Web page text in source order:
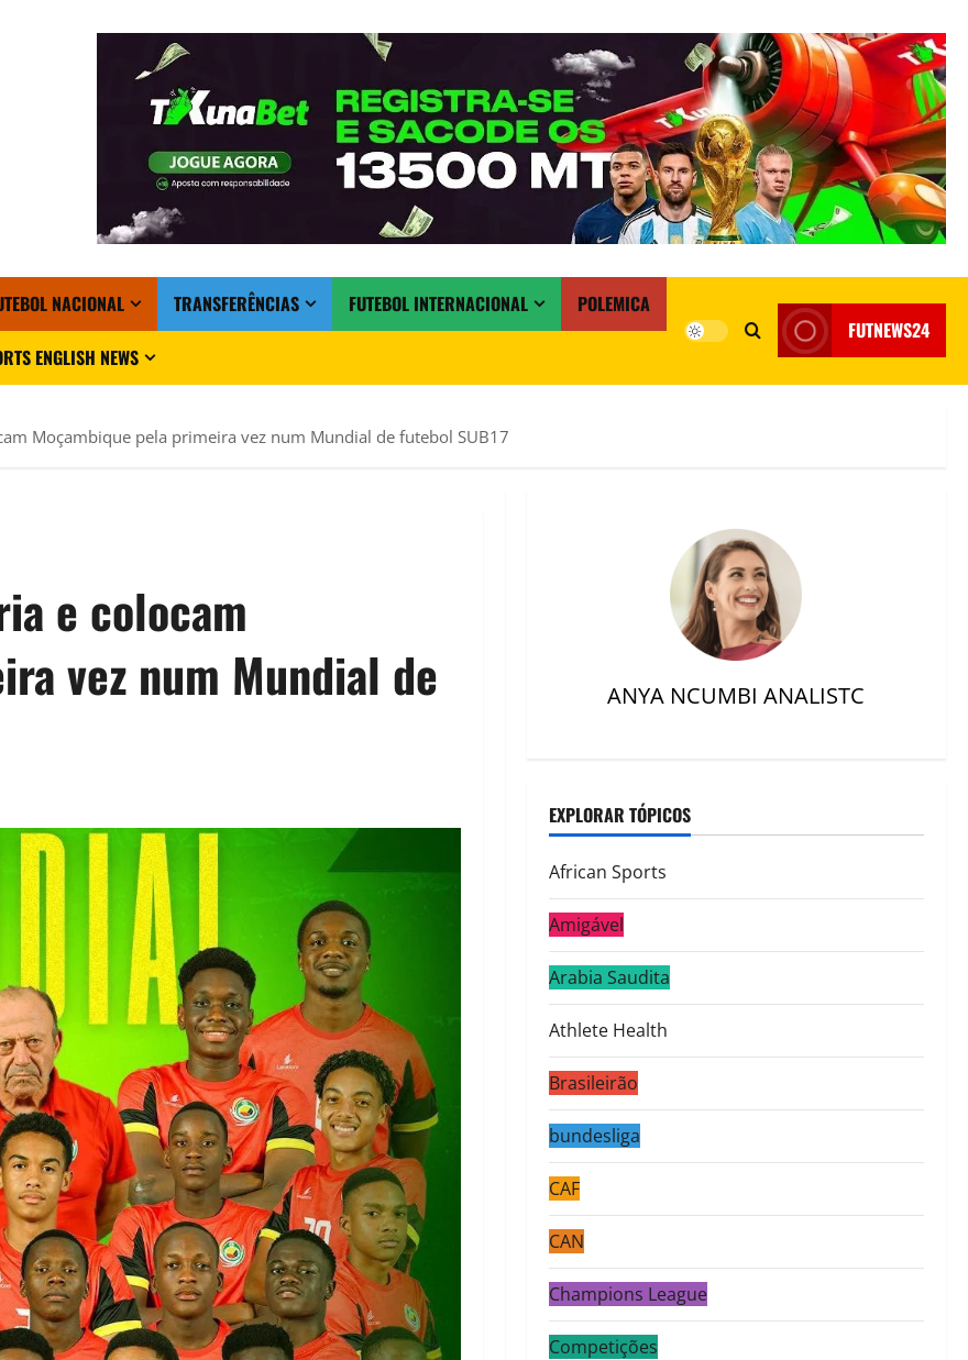
NACIONAL TRANSFERÊNCIAS FUTEBOL INTERNACIONAL POLEMICA
ENGLISH NEWS
FUTNEWS24
Moçambique pela primeira vez num Mundial de futebol SUB17
e colocam
vez num Mundial de
ANYA NCUMBI ANALISTC
EXPLORAR TÓPICOS
African Sports
Amigável
Arabia Saudita
Athlete Health
Brasileirão
bundesliga
CAF
CAN
Champions League
Competições